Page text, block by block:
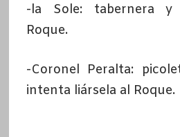
-la Sole: tabernera y
Roque.
-Coronel Peralta:
intenta liársela al Roque.